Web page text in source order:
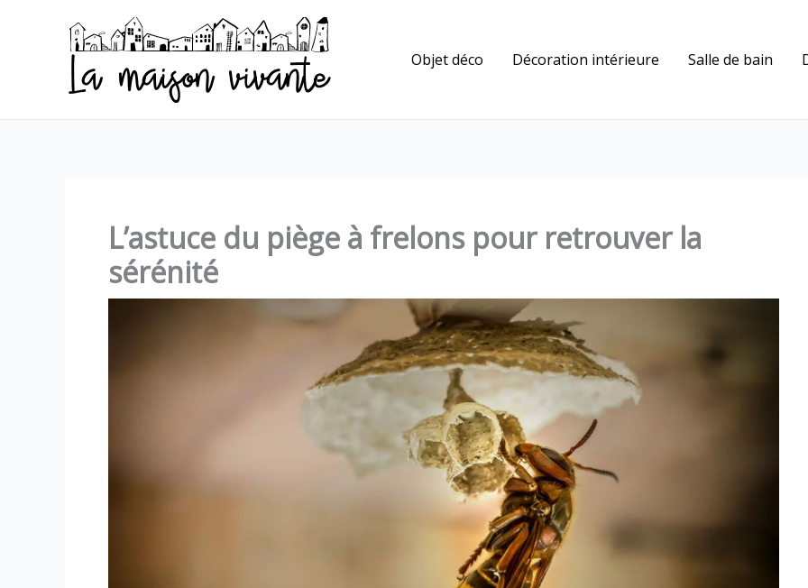
Objet déco Décoration intérieure Salle de bain
L’astuce du piège à frelons pour retrouver la
sérénité